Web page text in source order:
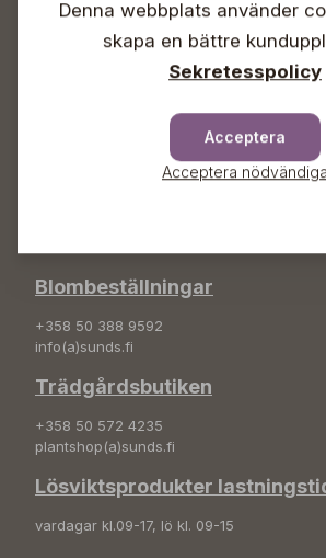
Lördagar 09-16
Söndagar Självbetjäning
Blombeställningar
+358 50 388 9592
info(a)sunds.fi
Trädgårdsbutiken
+358 50 572 4235
plantshop(a)sunds.fi
Lösviktsprodukter
vardagar kl.09-17, lö kl. 09-15
Denna webbplats använder
skapa en bättre
Sekretesspolicy
Acceptera
Acceptera nödvändiga